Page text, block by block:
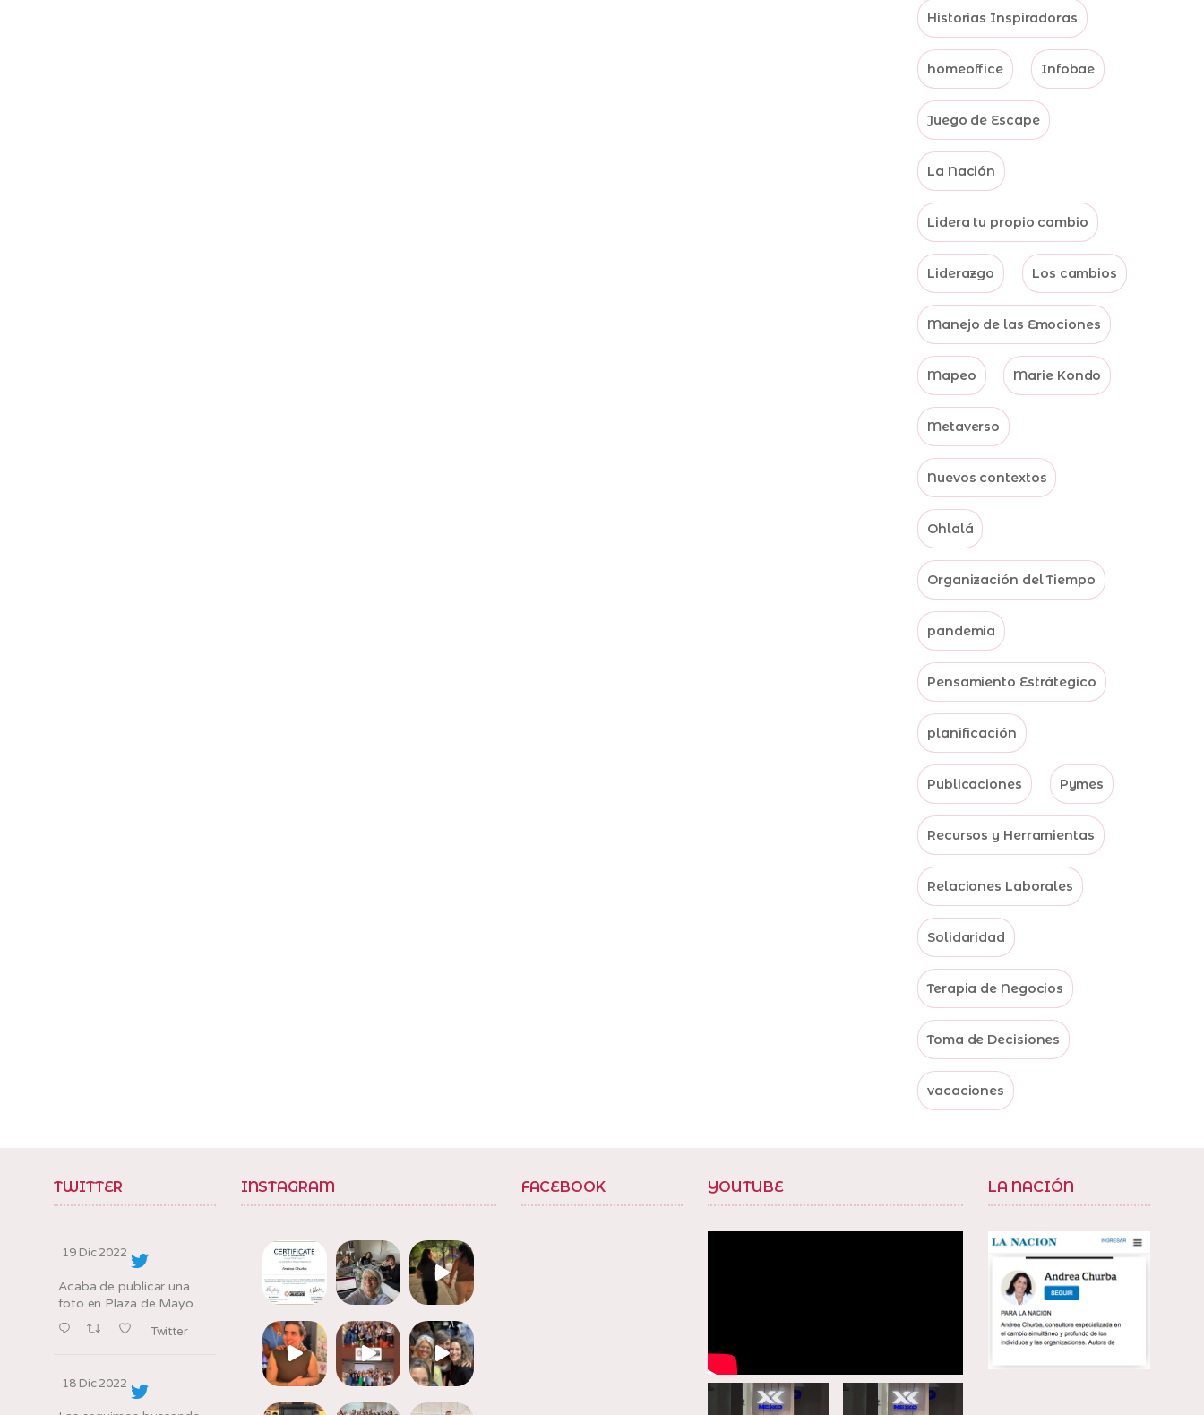
Historias Inspiradoras
homeoffice Infobae
Juego de Escape
La Nación
Lidera tu propio cambio
Liderazgo Los cambios
Manejo de las Emociones
Mapeo Marie Kondo
Metaverso
Nuevos contextos
Ohlalá
Organización del Tiempo
pandemia
Pensamiento Estrátegico
planificación
Publicaciones Pymes
Recursos y Herramientas
Relaciones Laborales
Solidaridad
Terapia de Negocios
Toma de Decisiones
vacaciones
TWITTER
19 Dic 2022
Acaba de publicar una
foto en Plaza de Mayo
Twitter
18 Dic 2022
INSTAGRAM FACEBOOK YOUTUBE LA NACIÓN